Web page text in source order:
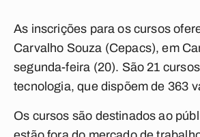
As inscrições para os cursos
Carvalho Souza (Cepacs), em
segunda-feira (20). São 21
tecnologia, que dispõem de 363
Os cursos são destinados ao